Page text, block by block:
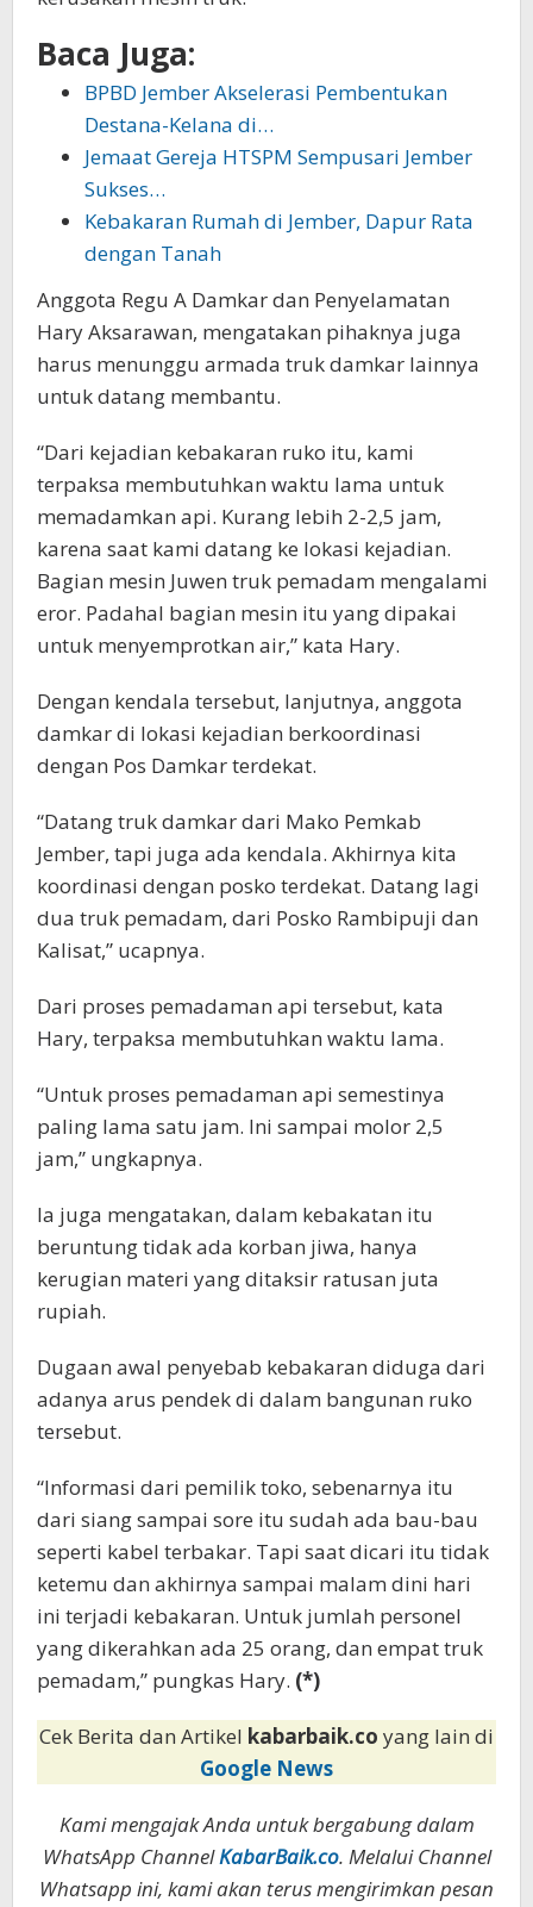
Baca Juga:
BPBD Jember Akselerasi Pembentukan
Destana-Kelana di…
Jemaat Gereja HTSPM Sempusari Jember
Sukses…
Kebakaran Rumah di Jember, Dapur Rata
dengan Tanah
Anggota Regu A Damkar dan Penyelamatan
Hary Aksarawan, mengatakan pihaknya juga
harus menunggu armada truk damkar lainnya
untuk datang membantu.
“Dari kejadian kebakaran ruko itu, kami
terpaksa membutuhkan waktu lama untuk
memadamkan api. Kurang lebih 2-2,5 jam,
karena saat kami datang ke lokasi kejadian.
Bagian mesin Juwen truk pemadam mengalami
eror. Padahal bagian mesin itu yang dipakai
untuk menyemprotkan air,” kata Hary.
Dengan kendala tersebut, lanjutnya, anggota
damkar di lokasi kejadian berkoordinasi
dengan Pos Damkar terdekat.
“Datang truk damkar dari Mako Pemkab
Jember, tapi juga ada kendala. Akhirnya kita
koordinasi dengan posko terdekat. Datang lagi
dua truk pemadam, dari Posko Rambipuji dan
Kalisat,” ucapnya.
Dari proses pemadaman api tersebut, kata
Hary, terpaksa membutuhkan waktu lama.
“Untuk proses pemadaman api semestinya
paling lama satu jam. Ini sampai molor 2,5
jam,” ungkapnya.
Ia juga mengatakan, dalam kebakatan itu
beruntung tidak ada korban jiwa, hanya
kerugian materi yang ditaksir ratusan juta
rupiah.
Dugaan awal penyebab kebakaran diduga dari
adanya arus pendek di dalam bangunan ruko
tersebut.
“Informasi dari pemilik toko, sebenarnya itu
dari siang sampai sore itu sudah ada bau-bau
seperti kabel terbakar. Tapi saat dicari itu tidak
ketemu dan akhirnya sampai malam dini hari
ini terjadi kebakaran. Untuk jumlah personel
yang dikerahkan ada 25 orang, dan empat truk
pemadam,” pungkas Hary. (*)
Cek Berita dan Artikel kabarbaik.co yang lain di
Google News
Kami mengajak Anda untuk bergabung dalam
WhatsApp ChannelKabarBaik.co. Melalui Channel
Whatsapp ini, kami akan terus mengirimkan pesan